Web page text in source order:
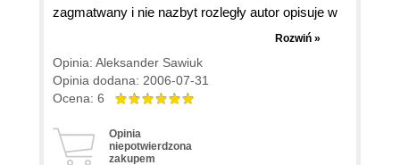
zagmatwany i nie nazbyt rozległy autor opisuje w
sposób zrozumiały wszystkie podstawowe
informacje niezbędne przy projektowaniu sieci.
Każdy kto projektuje lub instaluje sieci powinien
mieć tę pozycję na półce tym bardziej, że jeszcze
Polecam.
Rozwiń »
Opinia: Aleksander Sawiuk
Opinia dodana: 2006-07-31
Ocena: 6
Opinia
niepotwierdzona
zakupem